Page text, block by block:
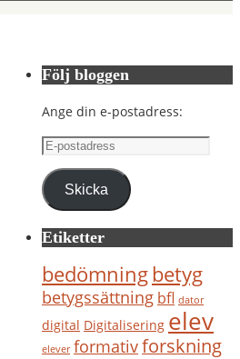
Följ bloggen
Ange din e-postadress:
E-
postadress
Skicka
Etiketter
bedömningbetyg
betygssättning bfl dator
digital Digitalisering elev
elever formativforskning